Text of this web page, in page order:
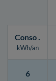
Conso.
kWh/an
6